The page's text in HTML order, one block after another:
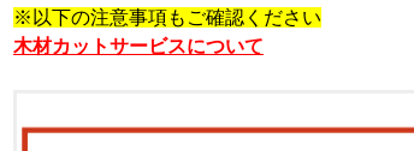
※以下の注意事項もご確認ください
木材カットサービスについて